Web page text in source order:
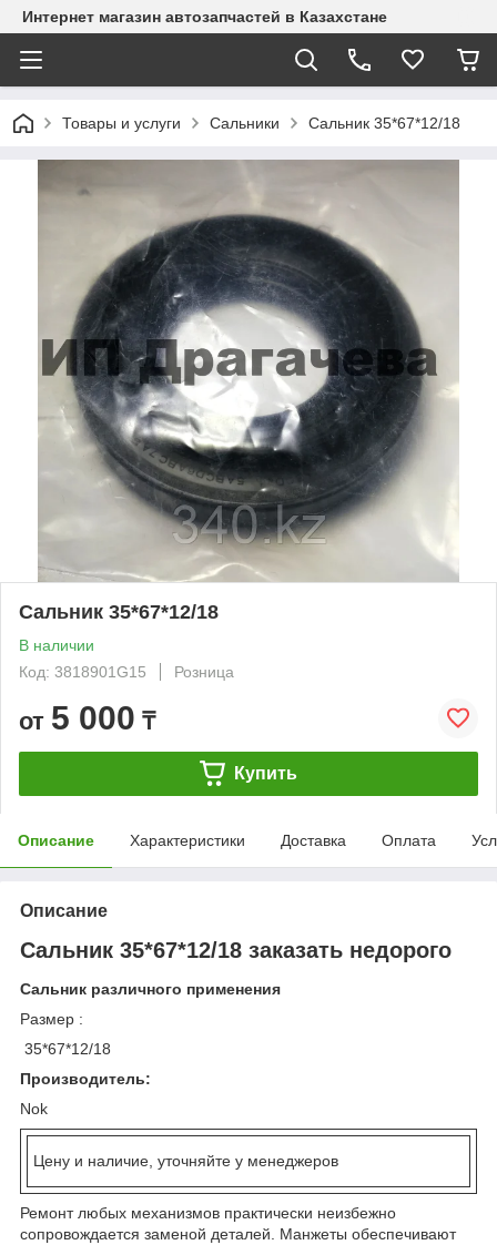
Интернет магазин автозапчастей в Казахстане
Товары и услуги Сальники Сальник 35*67*12/18
Сальник 35*67*12/18
В наличии
Код: 3818901G15
Розница
от 5 000 ₸
Купить
Описание Характеристики Доставка Оплата
Описание
Сальник 35*67*12/18 заказать недорого
Сальник различного применения
Размер :
35*67*12/18
Производитель:
Nok
Цену и наличие, уточняйте у менеджеров
Ремонт любых механизмов практически неизбежно
сопровождается заменой деталей. Манжеты обеспечивают